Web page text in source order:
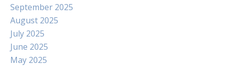
September 2025
August 2025
July 2025
June 2025
May 2025